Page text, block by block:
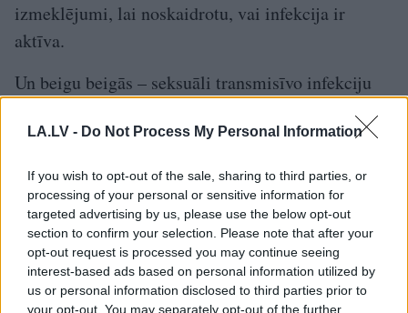
LA.LV - Do Not Process My Personal Information
If you wish to opt-out of the sale, sharing to third parties, or
processing of your personal or sensitive information for
targeted advertising by us, please use the below opt-out
section to confirm your selection. Please note that after your
opt-out request is processed you may continue seeing
interest-based ads based on personal information utilized by
us or personal information disclosed to third parties prior to
your opt-out. You may separately opt-out of the further
izmeklējumi, lai noskaidrotu, vai infekcija ir
aktīva.
Un beigu beigās – seksuāli transmisīvo infekciju
panelis – STS-7 ir molekulārais tests, kas vienā
urīna paraugā nosaka septiņus izplatītu seksuāli
gonoreju, mikopazmas (ganMycoplasma
genitalium,Mycoplasma hominis), vaginālās
trihomonas, ureaplazmas (ganUreaplasma
urealyticum,Ureaplasma parvum).